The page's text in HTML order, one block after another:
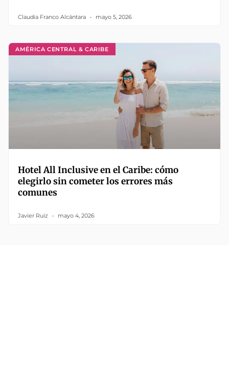
Claudia Franco Alcántara mayo 5, 2026
AMÉRICA CENTRAL & CARIBE
Hotel All Inclusive en el Caribe: cómo
elegirlo sin cometer los errores más
comunes
Javier Ruiz mayo 4, 2026